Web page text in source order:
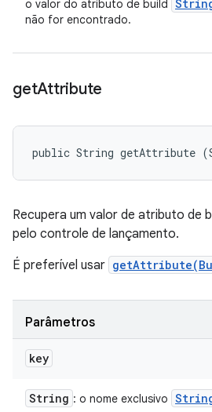
o valor do atributo de build
não for encontrado.
getAttribute
public String getAttribute
Recupera um valor de atributo de
pelo controle de lançamento.
É preferível usar
Parâmetros
key
String : o nome exclusivo